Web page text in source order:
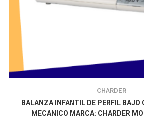
CHARDER
BALANZA INFANTIL DE PERFIL BAJO
MECANICO MARCA: CHARDER